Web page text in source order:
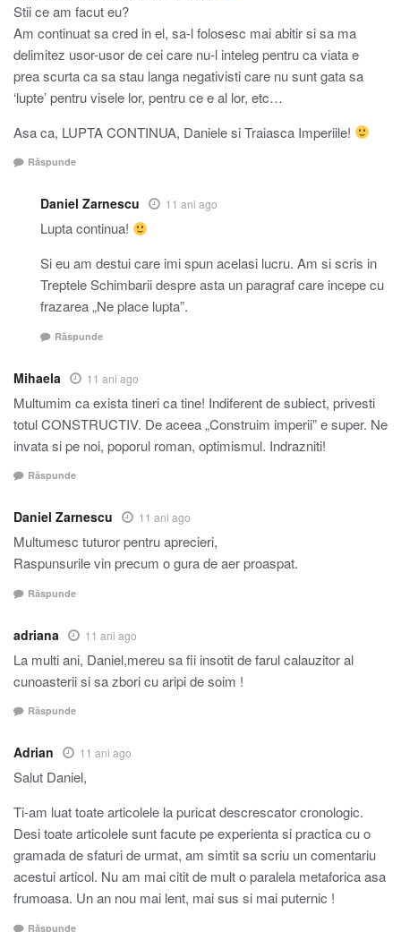
Stii ce am facut eu?
Am continuat sa cred in el, sa-l folosesc mai abitir si sa ma
delimitez usor-usor de cei care nu-l inteleg pentru ca viata e
prea scurta ca sa stau langa negativisti care nu sunt gata sa
‘lupte’ pentru visele lor, pentru ce e al lor, etc…
Asa ca, LUPTA CONTINUA, Daniele si Traiasca Imperiile!
Răspunde
Daniel Zarnescu 11 ani ago
Lupta continua!
Si eu am destui care imi spun acelasi lucru. Am si scris in
Treptele Schimbarii despre asta un paragraf care incepe cu
frazarea „Ne place lupta”.
Răspunde
Mihaela 11 ani ago
Multumim ca exista tineri ca tine! Indiferent de subiect, privesti
totul CONSTRUCTIV. De aceea „Construim imperii” e super. Ne
invata si pe noi, poporul roman, optimismul. Indrazniti!
Răspunde
Daniel Zarnescu 11 ani ago
Multumesc tuturor pentru aprecieri,
Raspunsurile vin precum o gura de aer proaspat.
Răspunde
adriana 11 ani ago
La multi ani, Daniel,mereu sa fii insotit de farul calauzitor al
cunoasterii si sa zbori cu aripi de soim !
Răspunde
Adrian 11 ani ago
Salut Daniel,
Ti-am luat toate articolele la puricat descrescator cronologic.
Desi toate articolele sunt facute pe experienta si practica cu o
gramada de sfaturi de urmat, am simtit sa scriu un comentariu
acestui articol. Nu am mai citit de mult o paralela metaforica asa
frumoasa. Un an nou mai lent, mai sus si mai puternic !
Răspunde